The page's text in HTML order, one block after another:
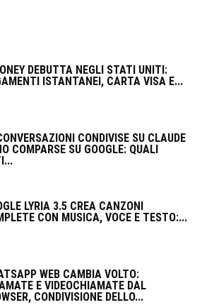
DEBUTTA NEGLI STATI UNITI:
ISTANTANEI, CARTA VISA E...
CONDIVISE SU CLAUDE
COMPARSE SU GOOGLE: QUALI
LYRIA 3.5 CREA CANZONI
CON MUSICA, VOCE E TESTO:...
WEB CAMBIA VOLTO:
E VIDEOCHIAMATE DAL
CONDIVISIONE DELLO...